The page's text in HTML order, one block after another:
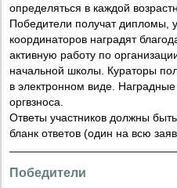
определяться в каждой
Победители получат дипломы,
координаторов наградят
активную работу по
начальной школы. Кураторы
в электронном виде.
оргвзноса.
Ответы участников должны
бланк ответов (один на всю
Победители